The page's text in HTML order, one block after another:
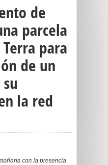
de
parcela
para
de un
la red
con la presencia